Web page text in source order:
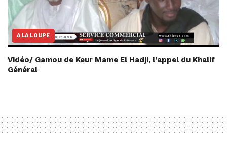
A LA LOUPE
Vidéo/ Gamou de Keur Mame El Hadji, l’appel du Khalif
Général